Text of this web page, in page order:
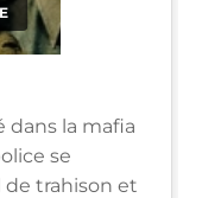
dans la mafia
se
trahison et